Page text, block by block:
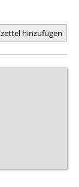
hinzufügen